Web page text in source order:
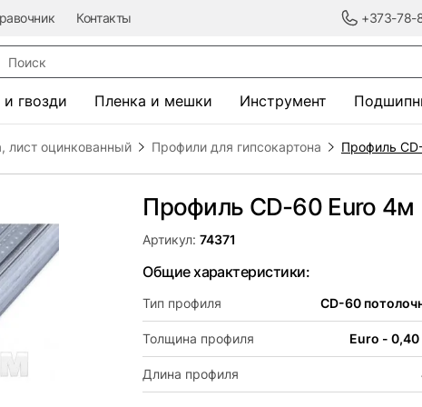
Контакты +373-78-
гвозди Пленка и мешки Инструмент
лист оцинкованный Профили для гипсокартона Профиль
Профиль CD-60 Euro 4м
Артикул:74371
Общие характеристики:
Тип профиля CD-60
Толщина профиля Euro -
Длина профиля